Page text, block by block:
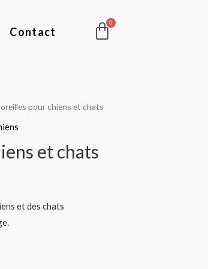
Contact Panier
pour chiens et chats
et chats
et des chats